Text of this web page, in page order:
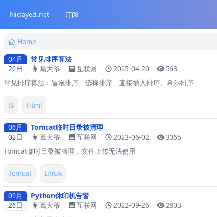
Nidayed.net 订阅
Home
04月
20日
常见排序算法
葛大爷
互联网 2025-04-20
563
常见排序算法：冒泡排序、选择排序、直接插入排序、希尔排序
JS Html
06月
02日
Tomcat临时目录被清理
葛大爷
互联网 2023-06-02
3065
Tomcat临时目录被清理，文件上传无法使用
Tomcat Linux
09月
26日
Python休印机告警
葛大爷
互联网 2022-09-26
2803